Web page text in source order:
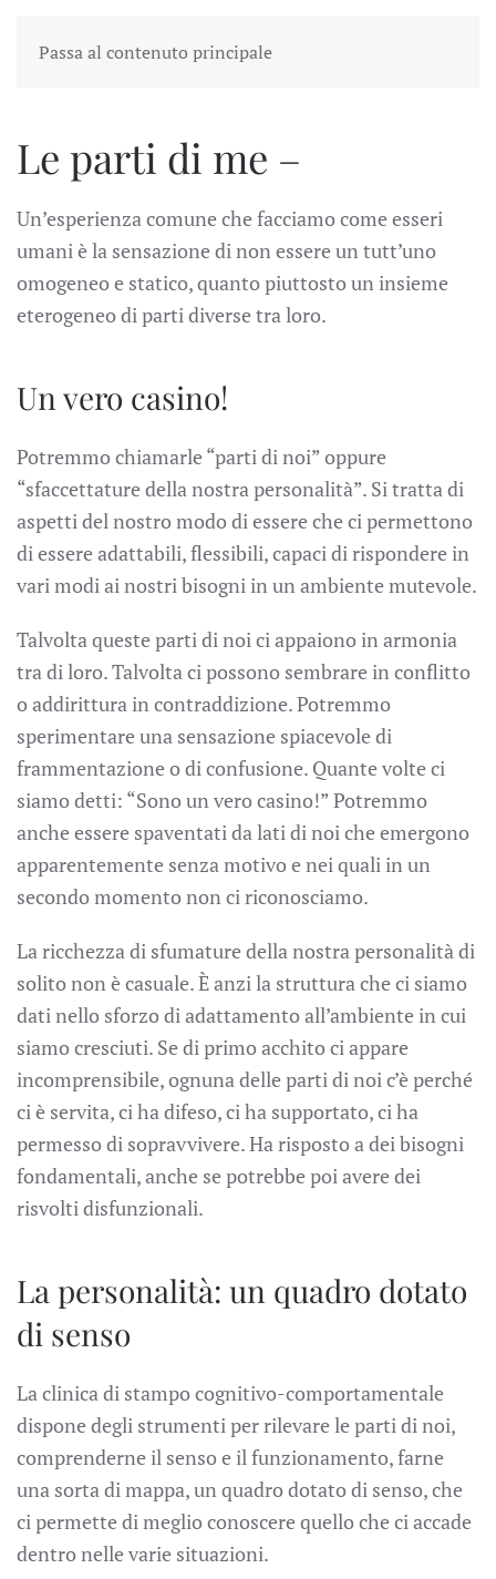
Passa al contenuto principale
Le parti di me –
Un’esperienza comune che facciamo come esseri
umani è la sensazione di non essere un tutt’uno
omogeneo e statico, quanto piuttosto un insieme
eterogeneo di parti diverse tra loro.
Un vero casino!
Potremmo chiamarle “parti di noi” oppure
“sfaccettature della nostra personalità”. Si tratta di
aspetti del nostro modo di essere che ci permettono
di essere adattabili, flessibili, capaci di rispondere in
vari modi ai nostri bisogni in un ambiente mutevole.
Talvolta queste parti di noi ci appaiono in armonia
tra di loro. Talvolta ci possono sembrare in conflitto
o addirittura in contraddizione. Potremmo
sperimentare una sensazione spiacevole di
frammentazione o di confusione. Quante volte ci
siamo detti: “Sono un vero casino!” Potremmo
anche essere spaventati da lati di noi che emergono
apparentemente senza motivo e nei quali in un
secondo momento non ci riconosciamo.
La ricchezza di sfumature della nostra personalità di
solito non è casuale. È anzi la struttura che ci siamo
dati nello sforzo di adattamento all’ambiente in cui
siamo cresciuti. Se di primo acchito ci appare
incomprensibile, ognuna delle parti di noi c’è perché
ci è servita, ci ha difeso, ci ha supportato, ci ha
permesso di sopravvivere. Ha risposto a dei bisogni
fondamentali, anche se potrebbe poi avere dei
risvolti disfunzionali.
La personalità: un quadro dotato
di senso
La clinica di stampo cognitivo-comportamentale
dispone degli strumenti per rilevare le parti di noi,
comprenderne il senso e il funzionamento, farne
una sorta di mappa, un quadro dotato di senso, che
ci permette di meglio conoscere quello che ci accade
dentro nelle varie situazioni.